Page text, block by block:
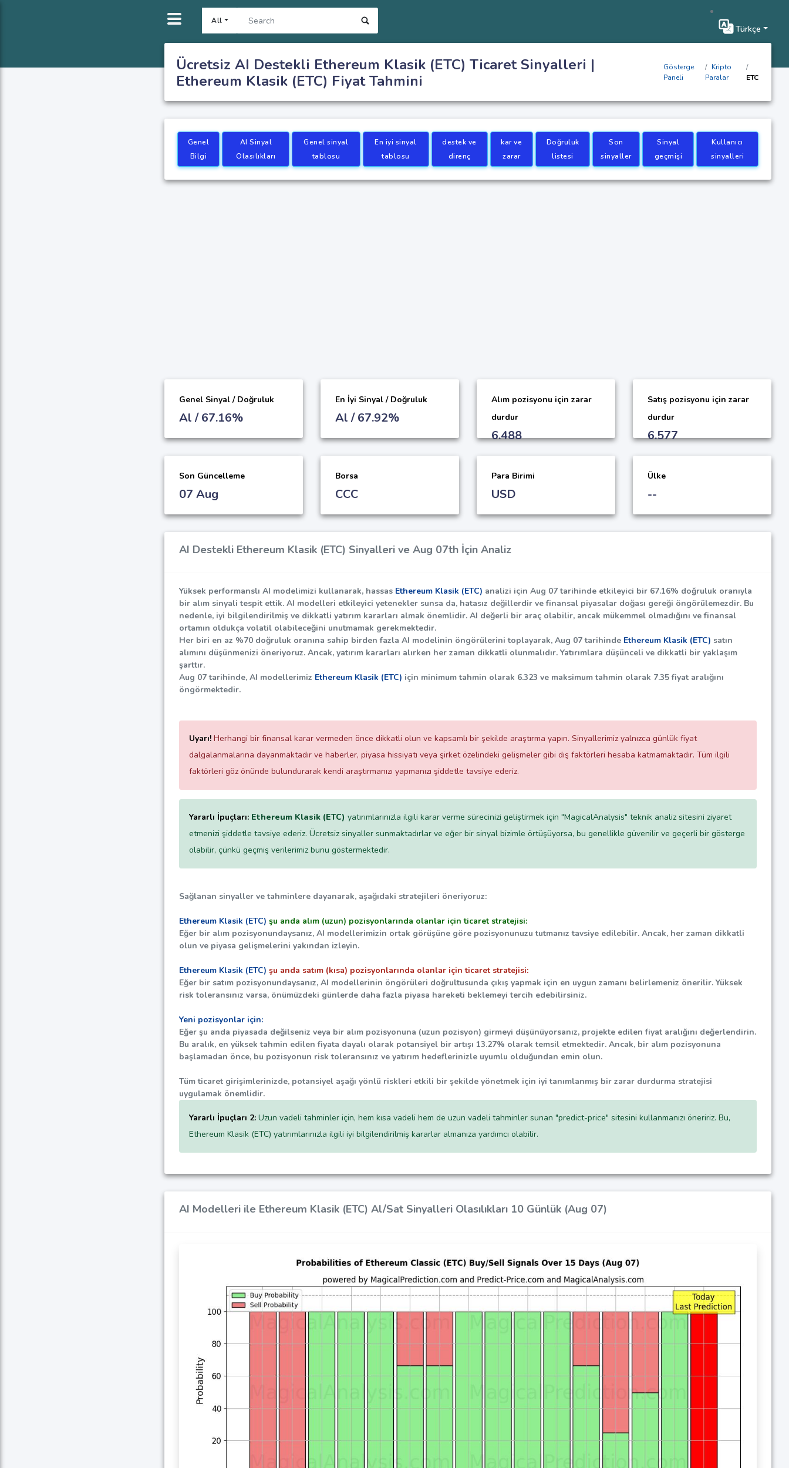
All
Türkçe
Ücretsiz AI Destekli Ethereum Klasik (ETC) Ticaret Sinyalleri |
Ethereum Klasik (ETC) Fiyat Tahmini
Gösterge
Paneli
Kripto
Paralar
ETC
Genel
Bilgi
AI Sinyal
Olasılıkları
Genel sinyal
tablosu
En iyi sinyal
tablosu
destek ve
direnç
kar ve
zarar
Doğruluk
listesi
Son
sinyaller
Sinyal
geçmişi
Kullanıcı
sinyalleri
Genel Sinyal / Doğruluk
Al / 67.16%
En İyi Sinyal / Doğruluk
Al / 67.92%
Alım pozisyonu için zarar
durdur
6.488
Satış pozisyonu için zarar
durdur
6.577
Son Güncelleme
07 Aug
Borsa
CCC
Para Birimi
USD
Ülke
--
AI Destekli Ethereum Klasik (ETC) Sinyalleri ve Aug 07th İçin Analiz
Yüksek performanslı AI modelimizi kullanarak, hassas Ethereum Klasik (ETC) analizi için Aug 07 tarihinde etkileyici bir 67.16% doğruluk oranıyla
bir alım sinyali tespit ettik. AI modelleri etkileyici yetenekler sunsa da, hatasız değillerdir ve finansal piyasalar doğası gereği öngörülemezdir. Bu
nedenle, iyi bilgilendirilmiş ve dikkatli yatırım kararları almak önemlidir. AI değerli bir araç olabilir, ancak mükemmel olmadığını ve finansal
ortamın oldukça volatil olabileceğini unutmamak gerekmektedir.
Her biri en az %70 doğruluk oranına sahip birden fazla AI modelinin öngörülerini toplayarak, Aug 07 tarihinde Ethereum Klasik (ETC) satın
alımını düşünmenizi öneriyoruz. Ancak, yatırım kararları alırken her zaman dikkatli olunmalıdır. Yatırımlara düşünceli ve dikkatli bir yaklaşım
şarttır.
Aug 07 tarihinde, AI modellerimiz Ethereum Klasik (ETC) için minimum tahmin olarak 6.323 ve maksimum tahmin olarak 7.35fiyat aralığını
öngörmektedir.
Uyarı! Herhangi bir finansal karar vermeden önce dikkatli olun ve kapsamlı bir şekilde araştırma yapın. Sinyallerimiz yalnızca günlük fiyat
dalgalanmalarına dayanmaktadır ve haberler, piyasa hissiyatı veya şirket özelindeki gelişmeler gibi dış faktörleri hesaba katmamaktadır. Tüm ilgili
faktörleri göz önünde bulundurarak kendi araştırmanızı yapmanızı şiddetle tavsiye ederiz.
Yararlı İpuçları: Ethereum Klasik (ETC) yatırımlarınızla ilgili karar verme sürecinizi geliştirmek için "MagicalAnalysis" teknik analiz sitesini ziyaret
etmenizi şiddetle tavsiye ederiz. Ücretsiz sinyaller sunmaktadırlar ve eğer bir sinyal bizimle örtüşüyorsa, bu genellikle güvenilir ve geçerli bir gösterge
olabilir, çünkü geçmiş verilerimiz bunu göstermektedir.
Sağlanan sinyaller ve tahminlere dayanarak, aşağıdaki stratejileri öneriyoruz:
Ethereum Klasik (ETC) şu anda alım (uzun) pozisyonlarında olanlar için ticaret stratejisi:
Eğer bir alım pozisyonundaysanız, AI modellerimizin ortak görüşüne göre pozisyonunuzu tutmanız tavsiye edilebilir. Ancak, her zaman dikkatli
olun ve piyasa gelişmelerini yakından izleyin.
Ethereum Klasik (ETC) şu anda satım (kısa) pozisyonlarında olanlar için ticaret stratejisi:
Eğer bir satım pozisyonundaysanız, AI modellerinin öngörüleri doğrultusunda çıkış yapmak için en uygun zamanı belirlemeniz önerilir. Yüksek
risk toleransınız varsa, önümüzdeki günlerde daha fazla piyasa hareketi beklemeyi tercih edebilirsiniz.
Yeni pozisyonlar için:
Eğer şu anda piyasada değilseniz veya bir alım pozisyonuna (uzun pozisyon) girmeyi düşünüyorsanız, projekte edilen fiyat aralığını değerlendirin.
Bu aralık, en yüksek tahmin edilen fiyata dayalı olarak potansiyel bir artışı 13.27% olarak temsil etmektedir. Ancak, bir alım pozisyonuna
başlamadan önce, bu pozisyonun risk toleransınız ve yatırım hedeflerinizle uyumlu olduğundan emin olun.
Tüm ticaret girişimlerinizde, potansiyel aşağı yönlü riskleri etkili bir şekilde yönetmek için iyi tanımlanmış bir zarar durdurma stratejisi
uygulamak önemlidir.
Yararlı İpuçları 2: Uzun vadeli tahminler için, hem kısa vadeli hem de uzun vadeli tahminler sunan "predict-price" sitesini kullanmanızı öneririz. Bu,
Ethereum Klasik (ETC) yatırımlarınızla ilgili iyi bilgilendirilmiş kararlar almanıza yardımcı olabilir.
AI Modelleri ile Ethereum Klasik (ETC) Al/Sat Sinyalleri Olasılıkları 10 Günlük (Aug 07)